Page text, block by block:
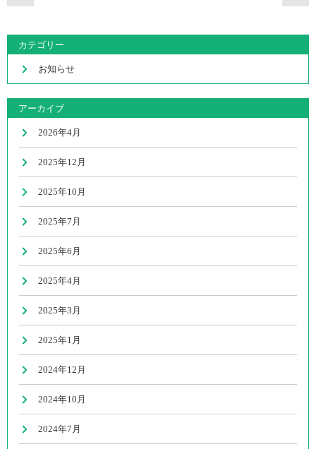
カテゴリー
お知らせ
アーカイブ
2026年4月
2025年12月
2025年10月
2025年7月
2025年6月
2025年4月
2025年3月
2025年1月
2024年12月
2024年10月
2024年7月